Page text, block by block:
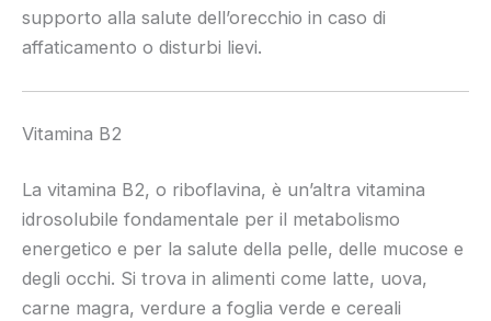
supporto alla salute dell’orecchio in caso di
affaticamento o disturbi lievi.
Vitamina B2
La vitamina B2, o riboflavina, è un’altra vitamina
idrosolubile fondamentale per il metabolismo
energetico e per la salute della pelle, delle mucose e
degli occhi. Si trova in alimenti come latte, uova,
carne magra, verdure a foglia verde e cereali